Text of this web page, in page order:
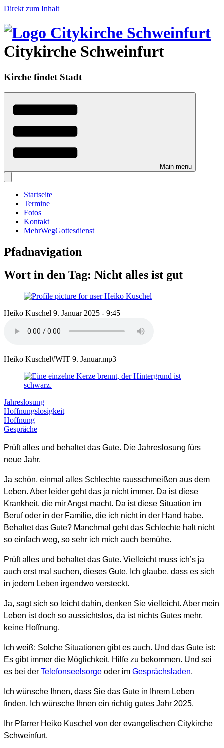
Direkt zum Inhalt
Citykirche Schweinfurt
Kirche findet Stadt
Main menu
Startseite
Termine
Fotos
Kontakt
MehrWegGottesdienst
Pfadnavigation
Wort in den Tag: Nicht alles ist gut
Heiko Kuschel 9. Januar 2025 - 9:45
Heiko Kuschel#WIT 9. Januar.mp3
Jahreslosung
Hoffnungslosigkeit
Hoffnung
Gespräche
Prüft alles und behaltet das Gute. Die Jahreslosung fürs
neue Jahr.
Ja schön, einmal alles Schlechte rausschmeißen aus dem
Leben. Aber leider geht das ja nicht immer. Da ist diese
Krankheit, die mir Angst macht. Da ist diese Situation im
Beruf oder in der Familie, die ich nicht in der Hand habe.
Behaltet das Gute? Manchmal geht das Schlechte halt nicht
so einfach weg, so sehr ich mich auch bemühe.
Prüft alles und behaltet das Gute. Vielleicht muss ich’s ja
auch erst mal suchen, dieses Gute. Ich glaube, dass es sich
in jedem Leben irgendwo versteckt.
Ja, sagt sich so leicht dahin, denken Sie vielleicht. Aber mein
Leben ist doch so aussichtslos, da ist nichts Gutes mehr,
keine Hoffnung.
Ich weiß: Solche Situationen gibt es auch. Und das Gute ist:
Es gibt immer die Möglichkeit, Hilfe zu bekommen. Und sei
es bei der Telefonseelsorge oder im Gesprächsladen.
Ich wünsche Ihnen, dass Sie das Gute in Ihrem Leben
finden. Ich wünsche Ihnen ein richtig gutes Jahr 2025.
Ihr Pfarrer Heiko Kuschel von der evangelischen Citykirche
Schweinfurt.